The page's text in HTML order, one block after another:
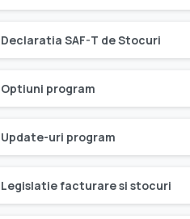
Declaratia SAF-T de Stocuri
Optiuni program
Update-uri program
Legislatie facturare si stocuri